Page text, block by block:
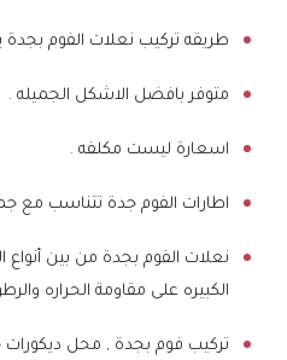
طريقه تركيب نعلات الفوم
متوفر بافضل الاشكل الجميله .
اسعارة ليست مكلفه .
اطارات الفوم جدة تتناسب مع
نعلات الفوم بجدة من بين أنواع
الكبيره على مقاومة الحراره
تركيب فوم بجدة , محل